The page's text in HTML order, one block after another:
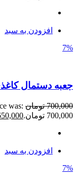
افزودن به سبد
7%
جعبه دستمال
700,000 تومان was:
700,000 تومان.
افزودن به سبد
7%